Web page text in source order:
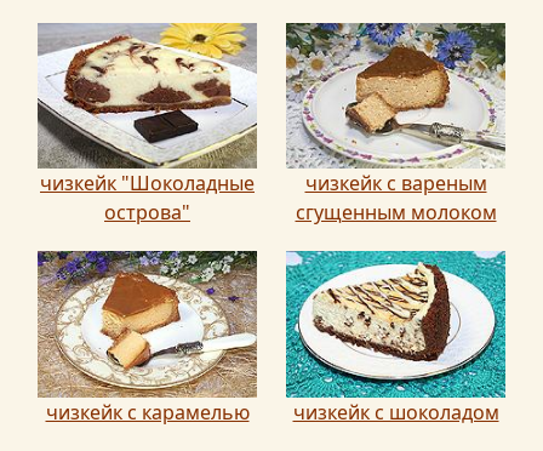
чизкейк "Шоколадные
острова"
чизкейк с вареным
сгущенным молоком
чизкейк с карамелью чизкейк с шоколадом